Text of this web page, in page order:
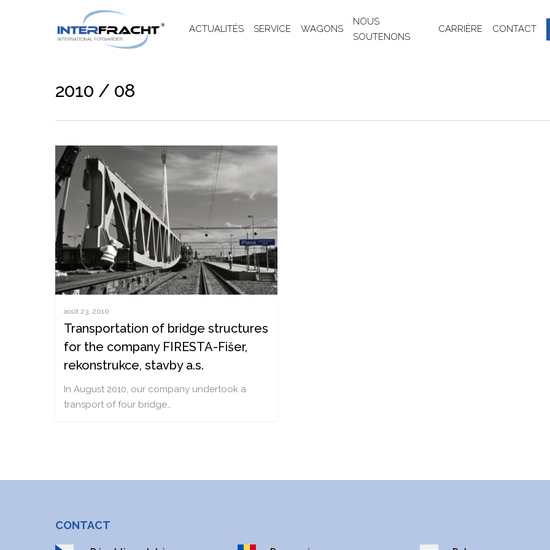
ACTUALITÉS SERVICE WAGONS
NOUS
SOUTENONS
CARRIÈRE CONTACT
2010 / 08
août 23, 2010
Transportation of bridge structures
for the company FIRESTA-Fišer,
rekonstrukce, stavby a.s.
In August 2010, our company undertook a
transport of four bridge…
CONTACT